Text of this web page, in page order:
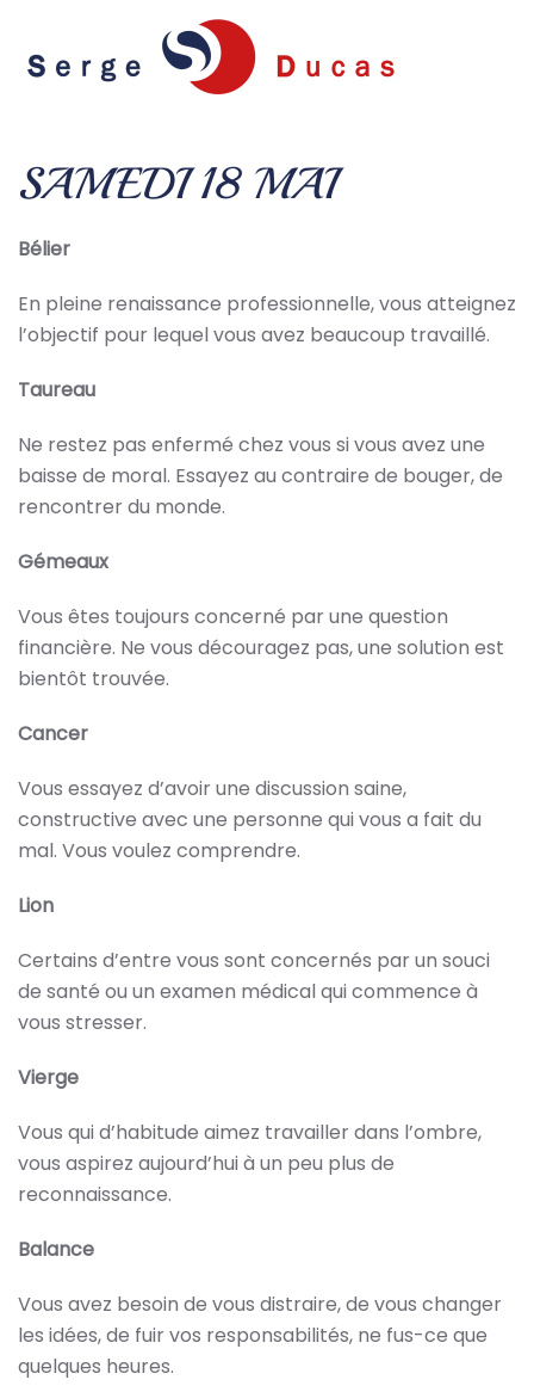
Skip to main content
SAMEDI 18 MAI
Bélier
En pleine renaissance professionnelle, vous atteignez
l’objectif pour lequel vous avez beaucoup travaillé.
Taureau
Ne restez pas enfermé chez vous si vous avez une
baisse de moral. Essayez au contraire de bouger, de
rencontrer du monde.
Gémeaux
Vous êtes toujours concerné par une question
financière. Ne vous découragez pas, une solution est
bientôt trouvée.
Cancer
Vous essayez d’avoir une discussion saine,
constructive avec une personne qui vous a fait du
mal. Vous voulez comprendre.
Lion
Certains d’entre vous sont concernés par un souci
de santé ou un examen médical qui commence à
vous stresser.
Vierge
Vous qui d’habitude aimez travailler dans l’ombre,
vous aspirez aujourd’hui à un peu plus de
reconnaissance.
Balance
Vous avez besoin de vous distraire, de vous changer
les idées, de fuir vos responsabilités, ne fus-ce que
quelques heures.